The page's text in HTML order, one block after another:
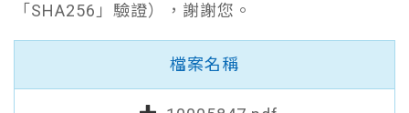
「SHA256」驗證），謝謝您。
檔案名稱